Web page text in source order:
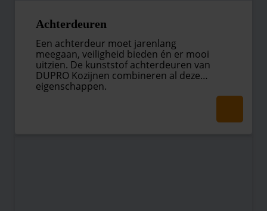
Achterdeuren
Een achterdeur moet jarenlang
meegaan, veiligheid bieden én er mooi
uitzien. De kunststof achterdeuren van
DUPRO Kozijnen combineren al deze
eigenschappen.